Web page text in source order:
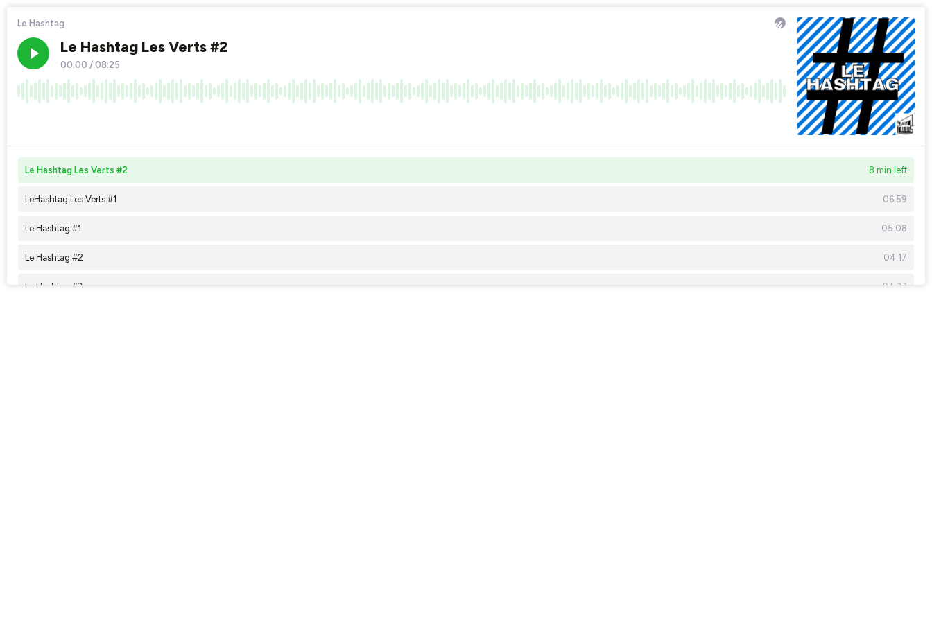
Le Hashtag
Le Hashtag Les Verts #2
00:00 /08:25
Le Hashtag Les Verts #2 8 min left
LeHashtag Les Verts #1 06:59
Le Hashtag #1 05:08
Le Hashtag #2 04:17
Le Hashtag #3 04:37